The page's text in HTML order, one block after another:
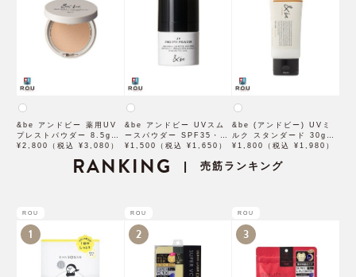
&be アンドビー 薬用UV
プレストパウダー 8.5g
SPF50+ PA++++【医薬
¥2,800（税込 ¥3,080）
&be アンドビー UVスム
ースパウダー SPF35・
PA++ 8.5g【2025年4月
¥1,500（税込 ¥1,650）
&be (アンドビー) UVミ
ルク スタンダード 30g
SPF50 PA++++ 【2022
¥1,800（税込 ¥1,980）
RANKING | 売筋ランキング
ROU
1
ROU
2
ROU
3